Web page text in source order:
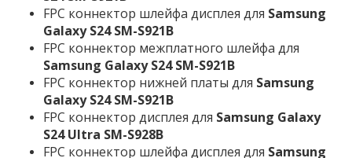
FPC коннектор шлейфа дисплея для Samsung
Galaxy S24 SM-S921B
FPC коннектор межплатного шлейфа для
Samsung Galaxy S24 SM-S921B
FPC коннектор нижней платы для Samsung
Galaxy S24 SM-S921B
FPC коннектор дисплея для Samsung Galaxy
S24 Ultra SM-S928B
FPC коннектор шлейфа дисплея для Samsung